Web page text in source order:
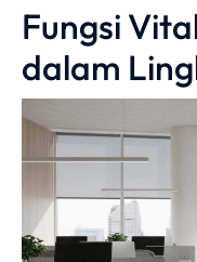
Fungsi
dalam